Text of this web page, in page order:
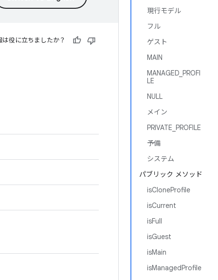
現行モデル
フル
ゲスト
MAIN
MANAGED_PROFI
LE
NULL
メイン
PRIVATE_PROFILE
予備
システム
パブリック メソッド
isCloneProfile
isCurrent
isFull
isGuest
isMain
isManagedProfile
は役に立ちましたか？